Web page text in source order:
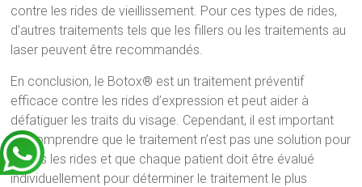
contre les rides de vieillissement. Pour ces types de rides,
d’autres traitements tels que les fillers ou les traitements au
laser peuvent être recommandés.
En conclusion, le Botox® est un traitement préventif
efficace contre les rides d’expression et peut aider à
défatiguer les traits du visage. Cependant, il est important
de comprendre que le traitement n’est pas une solution pour
toutes les rides et que chaque patient doit être évalué
individuellement pour déterminer le traitement le plus